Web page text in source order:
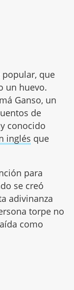
que
un huevo.
Ganso, un
de
conocido
inglés que
para
se creó
adivinanza
torpe no
como